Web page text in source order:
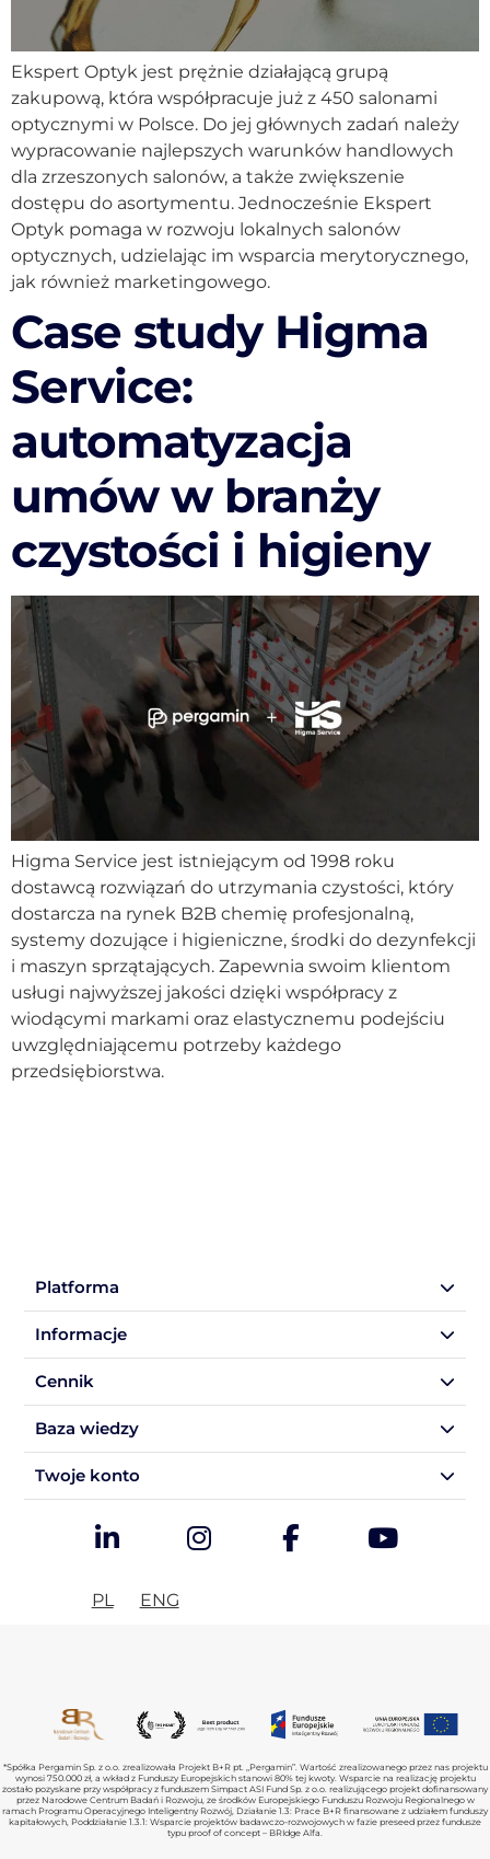
Ekspert Optyk jest prężnie działającą grupą
zakupową, która współpracuje już z 450 salonami
optycznymi w Polsce. Do jej głównych zadań należy
wypracowanie najlepszych warunków handlowych
dla zrzeszonych salonów, a także zwiększenie
dostępu do asortymentu. Jednocześnie Ekspert
Optyk pomaga w rozwoju lokalnych salonów
optycznych, udzielając im wsparcia merytorycznego,
jak również marketingowego.
Case study Higma
Service:
automatyzacja
umów w branży
czystości i higieny
Higma Service jest istniejącym od 1998 roku
dostawcą rozwiązań do utrzymania czystości, który
dostarcza na rynek B2B chemię profesjonalną,
systemy dozujące i higieniczne, środki do dezynfekcji
i maszyn sprzątających. Zapewnia swoim klientom
usługi najwyższej jakości dzięki współpracy z
wiodącymi markami oraz elastycznemu podejściu
uwzględniającemu potrzeby każdego
przedsiębiorstwa.
Platforma
Informacje
Cennik
Baza wiedzy
Twoje konto
PL ENG
*Spółka Pergamin Sp. z o.o. zrealizowała Projekt B+R pt. „Pergamin”. Wartość zrealizowanego przez nas projektu
wynosi 750.000 zł, a wkład z Funduszy Europejskich stanowi 80% tej kwoty. Wsparcie na realizację projektu
zostało pozyskane przy współpracy z funduszem Simpact ASI Fund Sp. z o.o. realizującego projekt dofinansowany
przez Narodowe Centrum Badań i Rozwoju, ze środków Europejskiego Funduszu Rozwoju Regionalnego w
ramach Programu Operacyjnego Inteligentny Rozwój, Działanie 1.3: Prace B+R finansowane z udziałem funduszy
kapitałowych, Poddziałanie 1.3.1: Wsparcie projektów badawczo-rozwojowych w fazie preseed przez fundusze
typu proof of concept – BRIdge Alfa.